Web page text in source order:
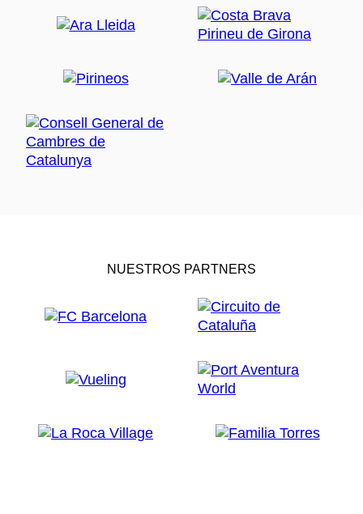
NUESTROS PARTNERS